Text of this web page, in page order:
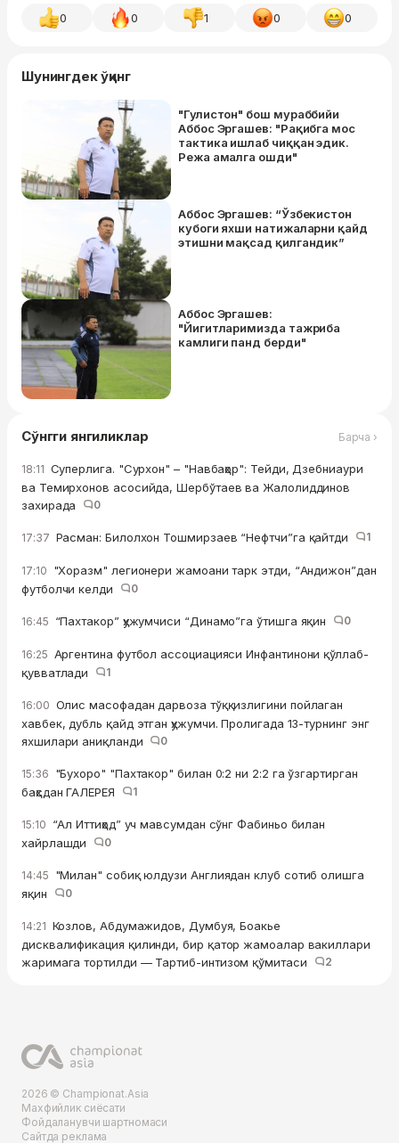
0 0 1 0 0
Шунингдек ўқинг
"Гулистон" бош мураббийи
Аббос Эргашев: "Рақибга мос
тактика ишлаб чиққан эдик.
Режа амалга ошди"
Аббос Эргашев: “Ўзбекистон
кубоги яхши натижаларни қайд
этишни мақсад қилгандик”
Аббос Эргашев:
"Йигитларимизда тажриба
камлиги панд берди"
Сўнгги янгиликлар Барча ›
18:11 Суперлига. "Сурхон" – "Навбаҳор": Тейди, Дзебниаури
ва Темирхонов асосийда, Шербўтаев ва Жалолиддинов
захирада
0
17:37 Расман: Билолхон Тошмирзаев “Нефтчи”га қайтди 1
17:10 "Хоразм" легионери жамоани тарк этди, “Андижон”дан
футболчи келди
0
16:45 “Пахтакор” ҳужумчиси “Динамо”га ўтишга яқин 0
16:25 Аргентина футбол ассоциацияси Инфантинони қўллаб-
қувватлади
1
16:00 Олис масофадан дарвоза тўққизлигини пойлаган
хавбек, дубль қайд этган ҳужумчи. Пролигада 13-турнинг энг
яхшилари аниқланди
0
15:36 "Бухоро" "Пахтакор" билан 0:2 ни 2:2 га ўзгартирган
баҳсдан ГАЛЕРЕЯ
1
15:10 “Ал Иттиҳод” уч мавсумдан сўнг Фабиньо билан
хайрлашди
0
14:45 "Милан" собиқ юлдузи Англиядан клуб сотиб олишга
яқин
0
14:21 Козлов, Абдумажидов, Думбуя, Боакье
дисквалификация қилинди, бир қатор жамоалар вакиллари
жаримага тортилди — Тартиб-интизом қўмитаси
2
2026 © Championat.Asia
Махфийлик сиёсати
Фойдаланувчи шартномаси
Сайтда реклама